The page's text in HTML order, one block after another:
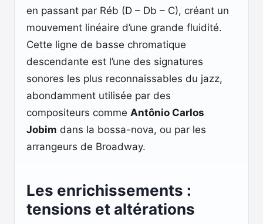
en passant par Réb (D – Db – C), créant un
mouvement linéaire d’une grande fluidité.
Cette ligne de basse chromatique
descendante est l’une des signatures
sonores les plus reconnaissables du jazz,
abondamment utilisée par des
compositeurs comme Antônio Carlos
Jobim dans la bossa-nova, ou par les
arrangeurs de Broadway.
Les enrichissements :
tensions et altérations